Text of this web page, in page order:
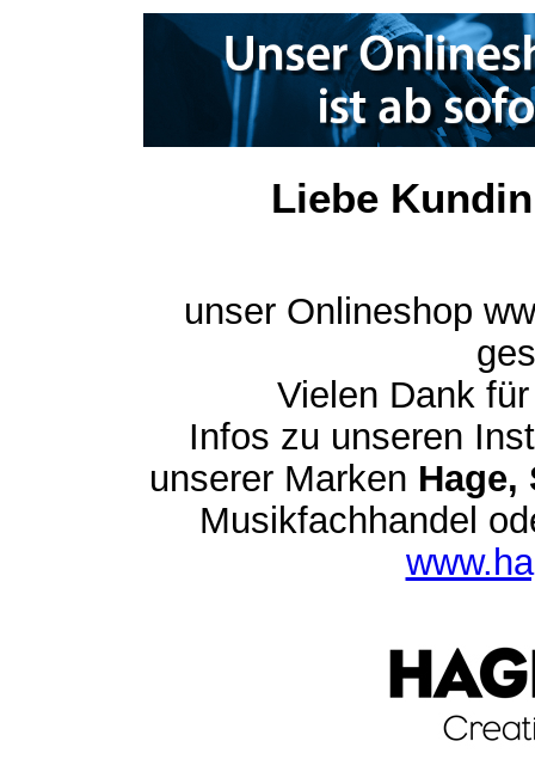
Liebe
unser Onlineshop
Vielen Dank
Infos zu unseren
unserer Marken Hage,
Musikfachhandel